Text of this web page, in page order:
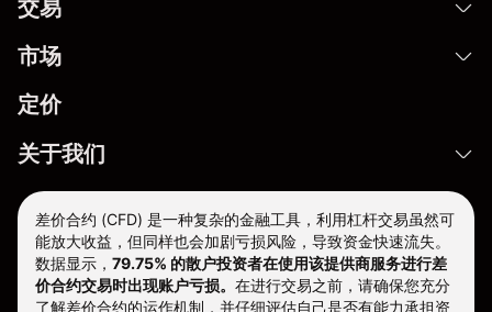
交易
市场
定价
关于我们
差价合约 (CFD) 是一种复杂的金融工具，利用杠杆交易虽然可
能放大收益，但同样也会加剧亏损风险，导致资金快速流失。
数据显示， 79.75% 的散户投资者在使用该提供商服务进行差
价合约交易时出现账户亏损。 在进行交易之前，请确保您充分
了解差价合约的运作机制，并仔细评估自己是否有能力承担资